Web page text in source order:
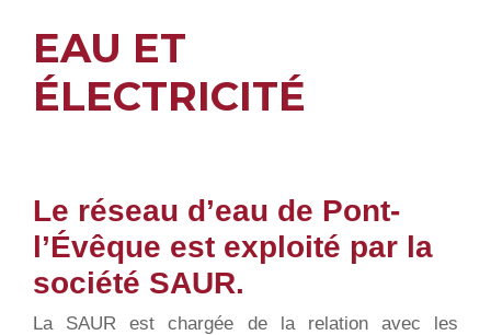
EAU ET
ÉLECTRICITÉ
Le réseau d’eau de Pont-
l’Évêque est exploité par la
société SAUR.
La SAUR est chargée de la relation avec les